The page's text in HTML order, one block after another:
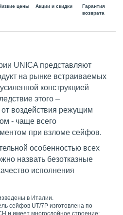
цены Акции и скидки
Гарантия
возврата
UNICA представляют
на рынке встраиваемых
конструкцией
этого –
воздействия режущим
- чаще всего
при взломе сейфов.
особенностью всех
назвать безотказные
исполнения
в Италии.
сейфов UT/7P изготовлена по